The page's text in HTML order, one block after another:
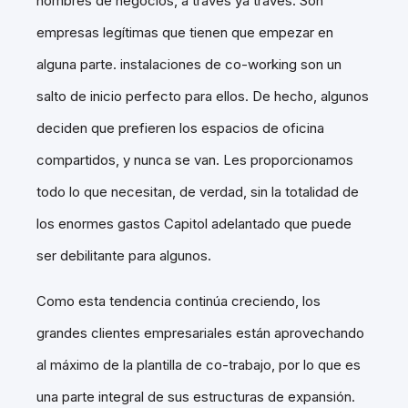
empresas legítimas que tienen que empezar en
alguna parte. instalaciones de co-working son un
salto de inicio perfecto para ellos. De hecho, algunos
deciden que prefieren los espacios de oficina
compartidos, y nunca se van. Les proporcionamos
todo lo que necesitan, de verdad, sin la totalidad de
los enormes gastos Capitol adelantado que puede
ser debilitante para algunos.
Como esta tendencia continúa creciendo, los
grandes clientes empresariales están aprovechando
al máximo de la plantilla de co-trabajo, por lo que es
una parte integral de sus estructuras de expansión.